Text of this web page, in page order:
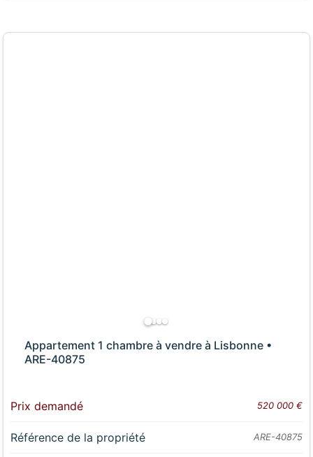
Appartement 1 chambre à vendre à Lisbonne •
ARE-40875
Prix demandé 520 000 €
Référence de la propriété ARE-40875